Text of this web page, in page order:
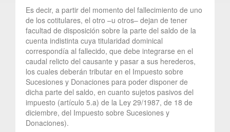
Es decir, a partir del momento del fallecimiento de uno
de los cotitulares, el otro –u otros– dejan de tener
facultad de disposición sobre la parte del saldo de la
cuenta indistinta cuya titularidad dominical
correspondía al fallecido, que debe integrarse en el
caudal relicto del causante y pasar a sus herederos,
los cuales deberán tributar en el Impuesto sobre
Sucesiones y Donaciones para poder disponer de
dicha parte del saldo, en cuanto sujetos pasivos del
impuesto (artículo 5.a) de la Ley 29/1987, de 18 de
diciembre, del Impuesto sobre Sucesiones y
Donaciones).